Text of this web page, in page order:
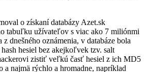
o získaní databázy Azet.sk
tabuľku užívateľov s viac ako 7 miliónmi
dnešného oznámenia, v databáze bola
hesiel bez akejkoľvek tzv. salt
zistiť veľkú časť hesiel z ich MD5
a najmä rýchlo a hromadne, napríklad